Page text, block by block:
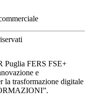
Puglia FERS FSE+
e
la trasformazione digitale